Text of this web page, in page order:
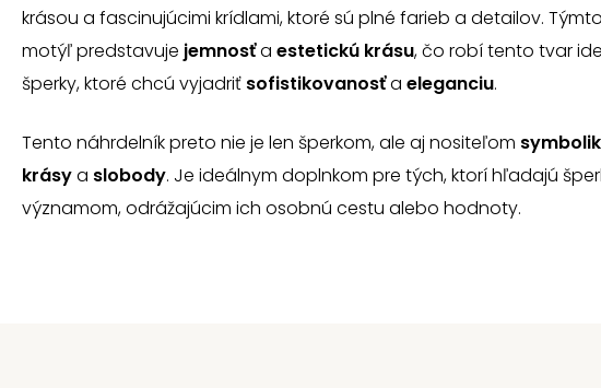
krásou a fascinujúcimi krídlami, ktoré sú plné farieb a detailov.
motýľ predstavuje jemnosťa estetickú krásu, čo robí tento tvar
šperky, ktoré chcú vyjadriť sofistikovanosťa eleganciu.
Tento náhrdelník preto nie je len šperkom, ale aj nositeľom
krásya slobody. Je ideálnym doplnkom pre tých, ktorí hľadajú
významom, odrážajúcim ich osobnú cestu alebo hodnoty.